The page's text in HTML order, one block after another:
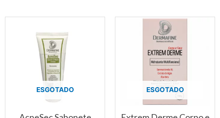
ESGOTADO ESGOTADO